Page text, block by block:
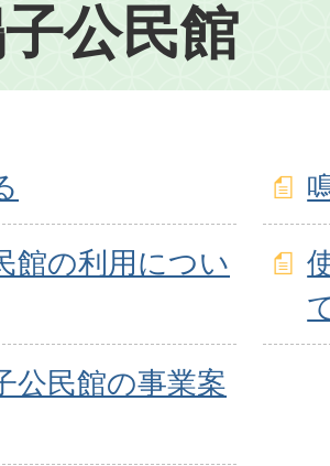
公民館
館の利用につい
公民館の事業案